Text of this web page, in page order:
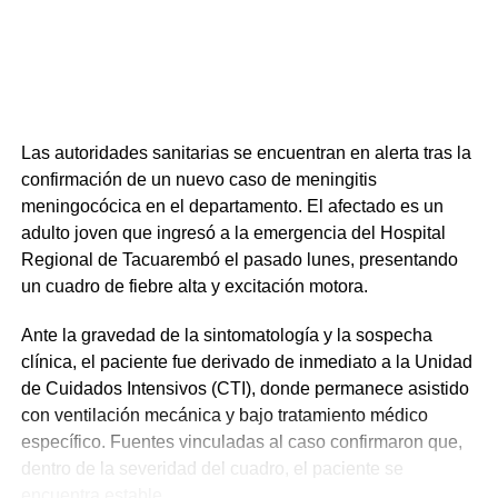
DESTACADOS
TACUAREMBÓ
A CONTINUACIÓN
Fue reinaugurada la Policlínica de Puntas de
Cinco Sauces en Tacuarembó
NO SE PIERDA
Tacuarembó se capacita en primeros auxilios
ante lesiones deportivas
Las autoridades sanitarias se encuentran en alerta tras la
confirmación de un nuevo caso de meningitis
meningocócica en el departamento. El afectado es un
adulto joven que ingresó a la emergencia del Hospital
Regional de Tacuarembó el pasado lunes, presentando
un cuadro de fiebre alta y excitación motora.
Ante la gravedad de la sintomatología y la sospecha
clínica, el paciente fue derivado de inmediato a la Unidad
de Cuidados Intensivos (CTI), donde permanece asistido
con ventilación mecánica y bajo tratamiento médico
específico. Fuentes vinculadas al caso confirmaron que,
dentro de la severidad del cuadro, el paciente se